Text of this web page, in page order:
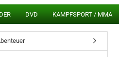
DVD KAMPFSPORT / MMA